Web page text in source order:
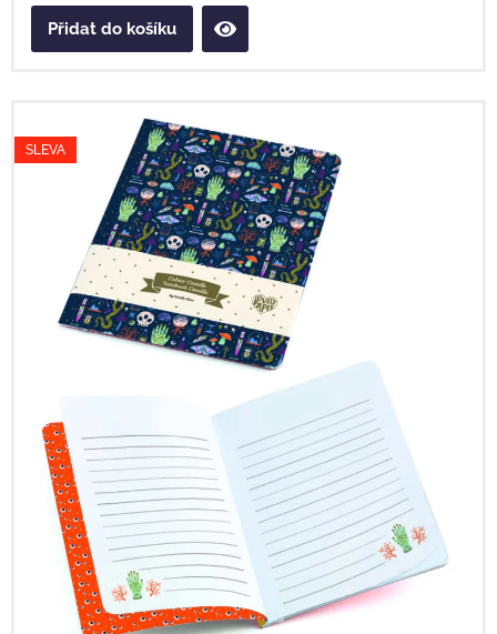
Přidat do košíku
SLEVA